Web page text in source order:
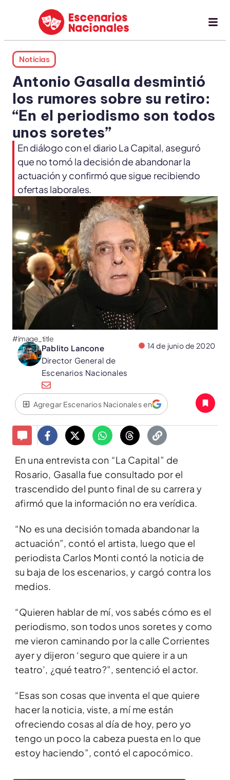
Noticias
Antonio Gasalla desmintió
los rumores sobre su retiro:
“En el periodismo son todos
unos soretes”
En diálogo con el diario La Capital, aseguró
que no tomó la decisión de abandonar la
actuación y confirmó que sigue recibiendo
ofertas laborales.
#image_title
Pablito Lancone
Director General de
Escenarios Nacionales
14 de junio de 2020
Agregar Escenarios Nacionales en
En una entrevista con “La Capital” de
Rosario, Gasalla fue consultado por el
trascendido del punto final de su carrera y
afirmó que la información no era verídica.
“No es una decisión tomada abandonar la
actuación”, contó el artista, luego que el
periodista Carlos Monti contó la noticia de
su baja de los escenarios, y cargó contra los
medios.
“Quieren hablar de mí, vos sabés cómo es el
periodismo, son todos unos soretes y como
me vieron caminando por la calle Corrientes
ayer y dijeron ‘seguro que quiere ir a un
teatro’, ¿qué teatro?”, sentenció el actor.
“Esas son cosas que inventa el que quiere
hacer la noticia, viste, a mí me están
ofreciendo cosas al día de hoy, pero yo
tengo un poco la cabeza puesta en lo que
estoy haciendo”, contó el capocómico.